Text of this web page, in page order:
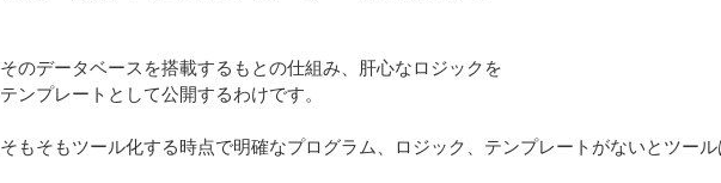
そのデータベースを搭載するもとの仕組み、肝心なロジックを
テンプレートとして公開するわけです。
そもそもツール化する時点で明確なプログラム、ロジック、テンプレートがないとツール